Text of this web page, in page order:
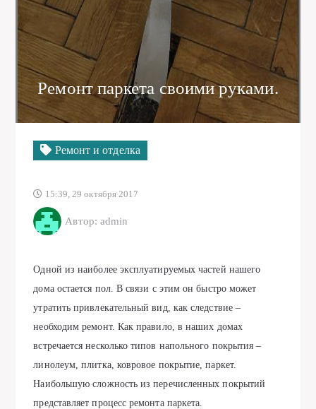
Ремонт паркета своими руками.
Ремонт и отделка
15:39, 29 октября 2017
Автор: admin
Одной из наиболее эксплуатируемых частей нашего
дома остается пол. В связи с этим он быстро может
утратить привлекательный вид, как следствие –
необходим ремонт. Как правило, в наших домах
встречается несколько типов напольного покрытия –
линолеум, плитка, ковровое покрытие, паркет.
Наибольшую сложность из перечисленных покрытий
представляет процесс ремонта паркета.